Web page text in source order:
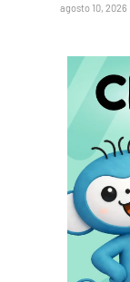
agosto 10, 2026